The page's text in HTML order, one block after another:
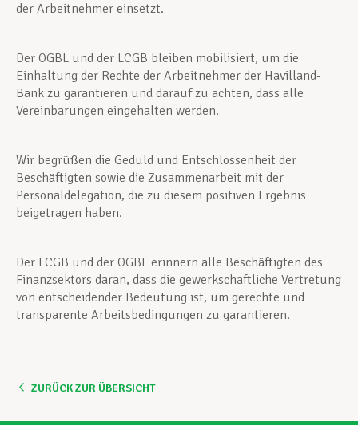
der Arbeitnehmer einsetzt.
Der OGBL und der LCGB bleiben mobilisiert, um die
Einhaltung der Rechte der Arbeitnehmer der Havilland-
Bank zu garantieren und darauf zu achten, dass alle
Vereinbarungen eingehalten werden.
Wir begrüßen die Geduld und Entschlossenheit der
Beschäftigten sowie die Zusammenarbeit mit der
Personaldelegation, die zu diesem positiven Ergebnis
beigetragen haben.
Der LCGB und der OGBL erinnern alle Beschäftigten des
Finanzsektors daran, dass die gewerkschaftliche Vertretung
von entscheidender Bedeutung ist, um gerechte und
transparente Arbeitsbedingungen zu garantieren.
ZURÜCK ZUR ÜBERSICHT